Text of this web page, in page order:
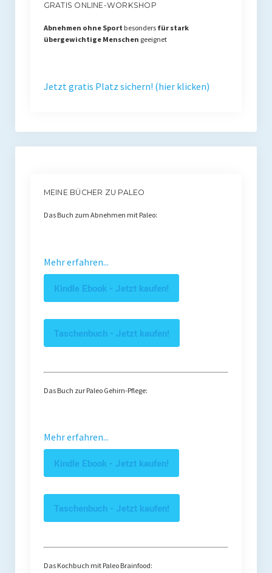
GRATIS ONLINE-WORKSHOP
Abnehmen ohne Sport besonders für stark
übergewichtige Menschen geeignet
Jetzt gratis Platz sichern! (hier klicken)
MEINE BÜCHER ZU PALEO
Das Buch zum Abnehmen mit Paleo:
Mehr erfahren...
Kindle Ebook - Jetzt kaufen!
Taschenbuch - Jetzt kaufen!
Das Buch zur Paleo Gehirn-Pflege:
Mehr erfahren...
Kindle Ebook - Jetzt kaufen!
Taschenbuch - Jetzt kaufen!
Das Kochbuch mit Paleo Brainfood: